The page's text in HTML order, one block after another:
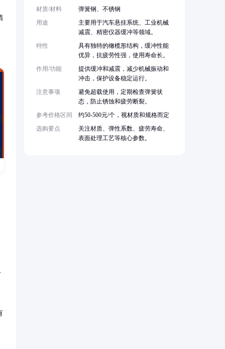
材质/材料
弹簧钢、不锈钢
用途
主要用于汽车悬挂系统、工业机械
减震、精密仪器缓冲等领域。
特性
具有独特的橄榄形结构，缓冲性能
优异，抗疲劳性强，使用寿命长。
作用/功能
提供缓冲和减震，减少机械振动和
冲击，保护设备稳定运行。
注意事项
避免超载使用，定期检查弹簧状
态，防止锈蚀和疲劳断裂。
参考价格区间
约50-500元/个，视材质和规格而定
选购要点
关注材质、弹性系数、疲劳寿命、
表面处理工艺等核心参数。